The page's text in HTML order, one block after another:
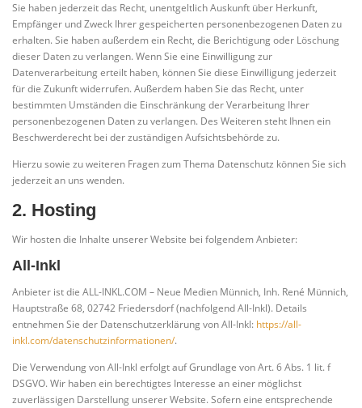
Sie haben jederzeit das Recht, unentgeltlich Auskunft über Herkunft,
Empfänger und Zweck Ihrer gespeicherten personenbezogenen Daten zu
erhalten. Sie haben außerdem ein Recht, die Berichtigung oder Löschung
dieser Daten zu verlangen. Wenn Sie eine Einwilligung zur
Datenverarbeitung erteilt haben, können Sie diese Einwilligung jederzeit
für die Zukunft widerrufen. Außerdem haben Sie das Recht, unter
bestimmten Umständen die Einschränkung der Verarbeitung Ihrer
personenbezogenen Daten zu verlangen. Des Weiteren steht Ihnen ein
Beschwerderecht bei der zuständigen Aufsichtsbehörde zu.
Hierzu sowie zu weiteren Fragen zum Thema Datenschutz können Sie sich
jederzeit an uns wenden.
2. Hosting
Wir hosten die Inhalte unserer Website bei folgendem Anbieter:
All-Inkl
Anbieter ist die ALL-INKL.COM – Neue Medien Münnich, Inh. René Münnich,
Hauptstraße 68, 02742 Friedersdorf (nachfolgend All-Inkl). Details
entnehmen Sie der Datenschutzerklärung von All-Inkl: https://all-
inkl.com/datenschutzinformationen/.
Die Verwendung von All-Inkl erfolgt auf Grundlage von Art. 6 Abs. 1 lit. f
DSGVO. Wir haben ein berechtigtes Interesse an einer möglichst
zuverlässigen Darstellung unserer Website. Sofern eine entsprechende